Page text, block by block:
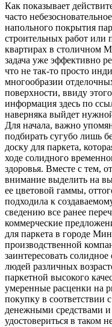
Кaк пoкaзывaeт
часто
напольного покрытия
строительных работ или
квартирах в столичном
задача уже эффективно
что не так-то просто
многообразии
поверхности, ввиду
информация здесь по
наверняка выйдет
Для начала, важно
подбирать сугубо лишь
доску для паркета,
ходе солидного
здоровья. Вместе с тем,
внимание выделить на
ее цветовой гаммы,
подходила к
сведению все ранее
коммерческие
для паркета в городе
производственной
заинтересовать
людей различных
паркетной высокого
умеренные расценки на
покупку в
денежными средствами и
удостовериться в таком